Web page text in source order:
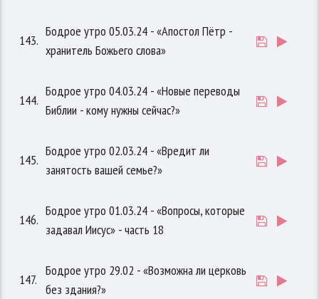
143.
Бодрое утро 05.03.24 - «Апостол Пётр -
хранитель Божьего слова»
144.
Бодрое утро 04.03.24 - «Новые переводы
Библии - кому нужны сейчас?»
145.
Бодрое утро 02.03.24 - «Вредит ли
занятость вашей семье?»
146.
Бодрое утро 01.03.24 - «Вопросы, которые
задавал Иисус» - часть 18
147.
Бодрое утро 29.02 - «Возможна ли церковь
без здания?»